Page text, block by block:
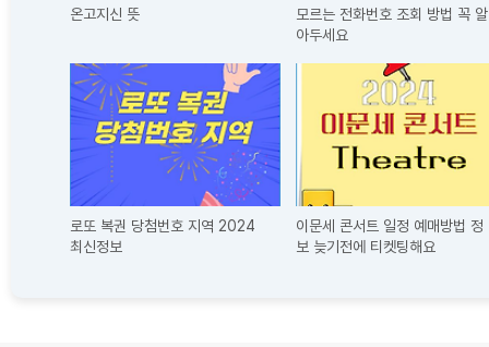
온고지신 뜻
모르는 전화번호 조회 방법 꼭 알
아두세요
로또 복권 당첨번호 지역 2024
최신정보
이문세 콘서트 일정 예매방법 정
보 늦기전에 티켓팅해요